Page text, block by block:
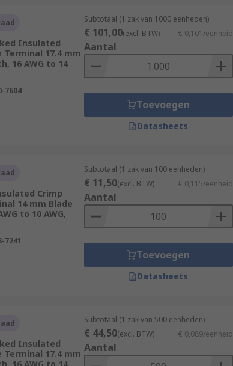
Insulated
Terminal 17.4 mm
16 AWG to 14
7604
Subtotaal (1 zak van 1000 eenheden)
€ 101,00(excl. BTW) € 0,101/eenheid
Aantal
Toevoegen
Datasheets
Crimp
14 mm Blade
to 10 AWG,
7241
Subtotaal (1 zak van 100 eenheden)
€ 11,50(excl. BTW) € 0,115/eenheid
Aantal
Toevoegen
Datasheets
Insulated
Terminal 17.4 mm
Subtotaal (1 zak van 500 eenheden)
€ 44,50(excl. BTW) € 0,089/eenheid
Aantal